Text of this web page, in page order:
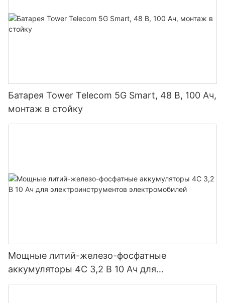
Батарея Tower Telecom 5G Smart, 48 В, 100 Ач,
монтаж в стойку
Мощные литий-железо-фосфатные
аккумуляторы 4C 3,2 В 10 Ач для
электроинструментов электромобилей